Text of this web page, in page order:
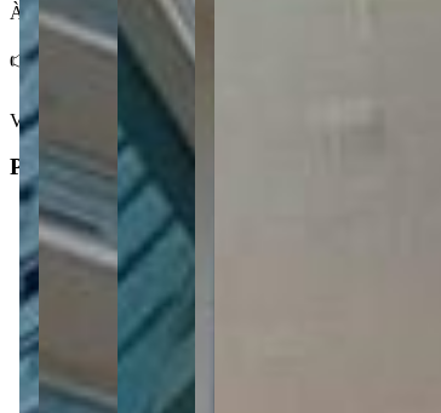
À venda por R$ 2.600.000,00
👉 Agende sua visita a esta cobertura no Santos Dumont.
Ver mais
Principal
4
Dormitórios
2
Vagas de garagem
2